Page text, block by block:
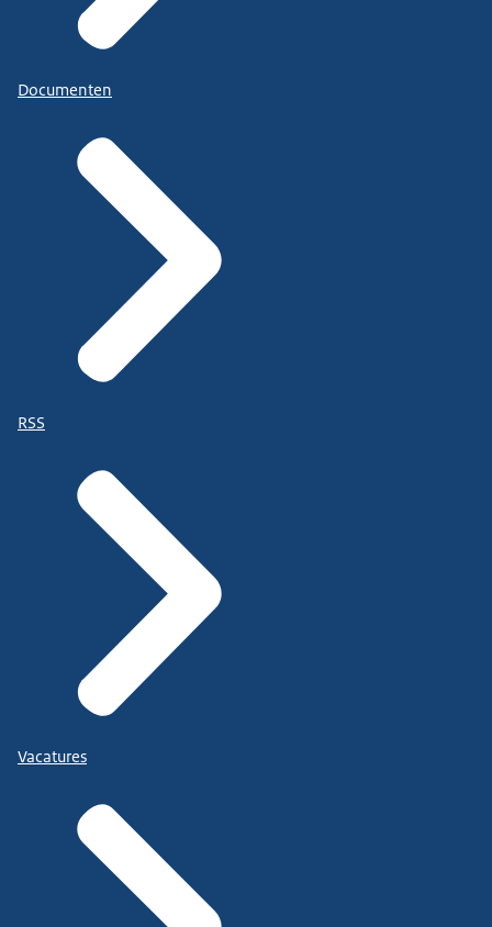
Documenten
RSS
Vacatures